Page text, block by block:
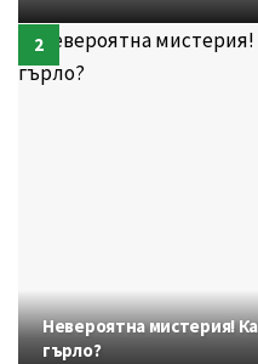
Невероятна мистерия!
гърло?